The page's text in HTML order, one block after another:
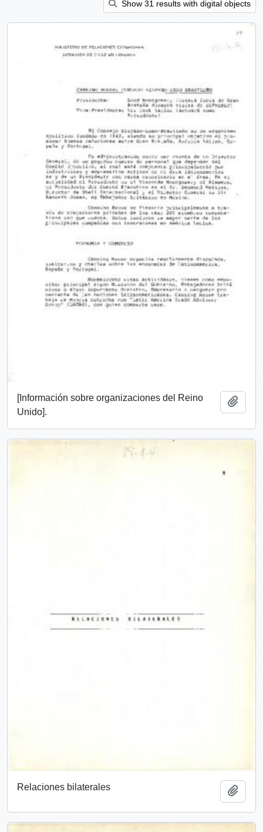
Show 31 results with digital objects
[Información sobre organizaciones del Reino
Unido].
Relaciones bilaterales